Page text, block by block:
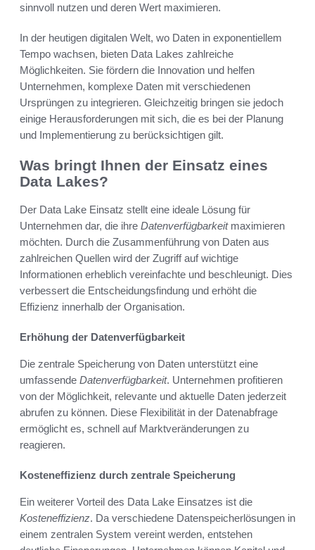
sinnvoll nutzen und deren Wert maximieren.
In der heutigen digitalen Welt, wo Daten in exponentiellem
Tempo wachsen, bieten Data Lakes zahlreiche
Möglichkeiten. Sie fördern die Innovation und helfen
Unternehmen, komplexe Daten mit verschiedenen
Ursprüngen zu integrieren. Gleichzeitig bringen sie jedoch
einige Herausforderungen mit sich, die es bei der Planung
und Implementierung zu berücksichtigen gilt.
Was bringt Ihnen der Einsatz eines
Data Lakes?
Der Data Lake Einsatz stellt eine ideale Lösung für
Unternehmen dar, die ihre Datenverfügbarkeitmaximieren
möchten. Durch die Zusammenführung von Daten aus
zahlreichen Quellen wird der Zugriff auf wichtige
Informationen erheblich vereinfachte und beschleunigt. Dies
verbessert die Entscheidungsfindung und erhöht die
Effizienz innerhalb der Organisation.
Erhöhung der Datenverfügbarkeit
Die zentrale Speicherung von Daten unterstützt eine
umfassende Datenverfügbarkeit. Unternehmen profitieren
von der Möglichkeit, relevante und aktuelle Daten jederzeit
abrufen zu können. Diese Flexibilität in der Datenabfrage
ermöglicht es, schnell auf Marktveränderungen zu
reagieren.
Kosteneffizienz durch zentrale Speicherung
Ein weiterer Vorteil des Data Lake Einsatzes ist die
Kosteneffizienz. Da verschiedene Datenspeicherlösungen in
einem zentralen System vereint werden, entstehen